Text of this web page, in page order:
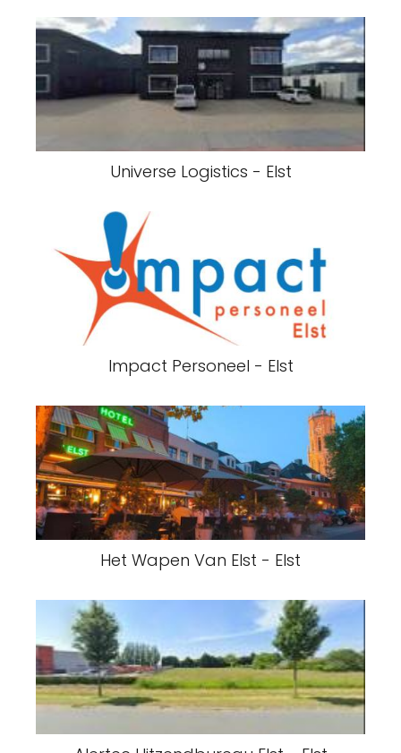
Universe Logistics - Elst
Impact Personeel - Elst
Het Wapen Van Elst - Elst